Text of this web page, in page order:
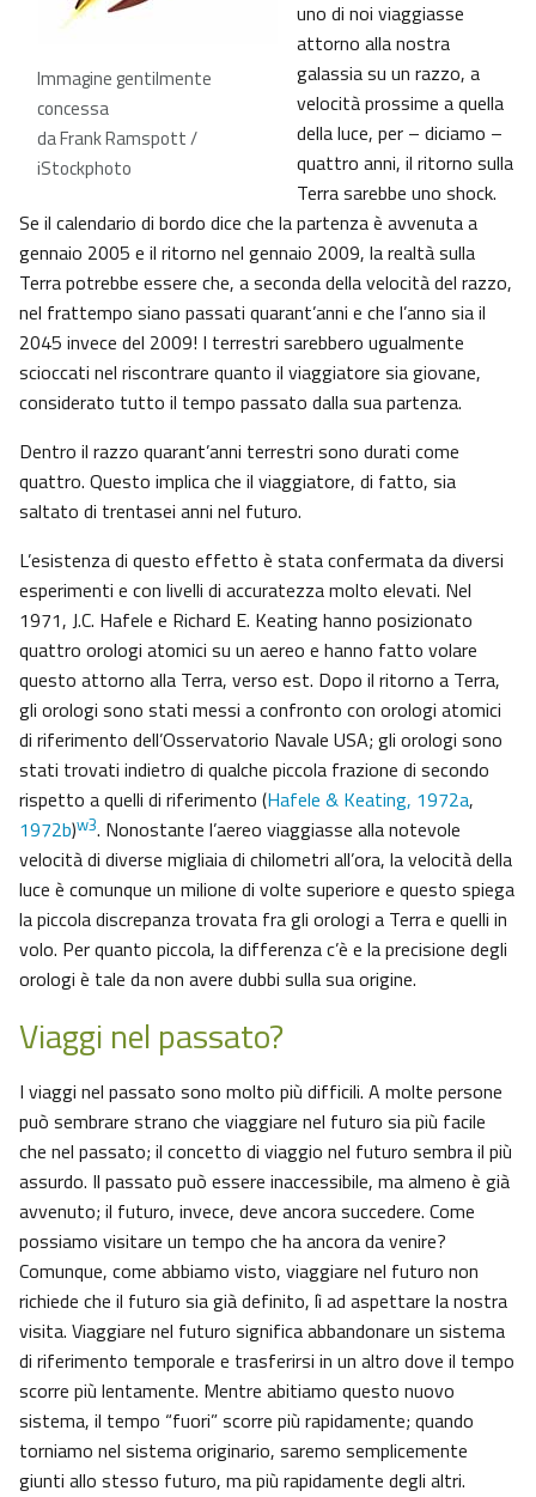
Immagine gentilmente
concessa
da Frank Ramspott /
iStockphoto
uno di noi viaggiasse
attorno alla nostra
galassia su un razzo, a
velocità prossime a quella
della luce, per – diciamo –
quattro anni, il ritorno sulla
Terra sarebbe uno shock.
Se il calendario di bordo dice che la partenza è avvenuta a
gennaio 2005 e il ritorno nel gennaio 2009, la realtà sulla
Terra potrebbe essere che, a seconda della velocità del razzo,
nel frattempo siano passati quarant’anni e che l’anno sia il
2045 invece del 2009! I terrestri sarebbero ugualmente
scioccati nel riscontrare quanto il viaggiatore sia giovane,
considerato tutto il tempo passato dalla sua partenza.
Dentro il razzo quarant’anni terrestri sono durati come
quattro. Questo implica che il viaggiatore, di fatto, sia
saltato di trentasei anni nel futuro.
L’esistenza di questo effetto è stata confermata da diversi
esperimenti e con livelli di accuratezza molto elevati. Nel
1971, J.C. Hafele e Richard E. Keating hanno posizionato
quattro orologi atomici su un aereo e hanno fatto volare
questo attorno alla Terra, verso est. Dopo il ritorno a Terra,
gli orologi sono stati messi a confronto con orologi atomici
di riferimento dell’Osservatorio Navale USA; gli orologi sono
stati trovati indietro di qualche piccola frazione di secondo
rispetto a quelli di riferimento (Hafele & Keating, 1972a,
1972b)w3. Nonostante l’aereo viaggiasse alla notevole
velocità di diverse migliaia di chilometri all’ora, la velocità della
luce è comunque un milione di volte superiore e questo spiega
la piccola discrepanza trovata fra gli orologi a Terra e quelli in
volo. Per quanto piccola, la differenza c’è e la precisione degli
orologi è tale da non avere dubbi sulla sua origine.
Viaggi nel passato?
I viaggi nel passato sono molto più difficili. A molte persone
può sembrare strano che viaggiare nel futuro sia più facile
che nel passato; il concetto di viaggio nel futuro sembra il più
assurdo. Il passato può essere inaccessibile, ma almeno è già
avvenuto; il futuro, invece, deve ancora succedere. Come
possiamo visitare un tempo che ha ancora da venire?
Comunque, come abbiamo visto, viaggiare nel futuro non
richiede che il futuro sia già definito, lì ad aspettare la nostra
visita. Viaggiare nel futuro significa abbandonare un sistema
di riferimento temporale e trasferirsi in un altro dove il tempo
scorre più lentamente. Mentre abitiamo questo nuovo
sistema, il tempo “fuori” scorre più rapidamente; quando
torniamo nel sistema originario, saremo semplicemente
giunti allo stesso futuro, ma più rapidamente degli altri.